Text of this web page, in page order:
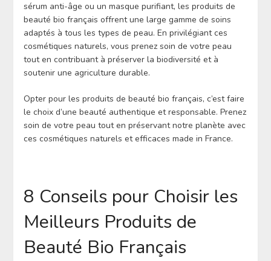
sérum anti-âge ou un masque purifiant, les produits de
beauté bio français offrent une large gamme de soins
adaptés à tous les types de peau. En privilégiant ces
cosmétiques naturels, vous prenez soin de votre peau
tout en contribuant à préserver la biodiversité et à
soutenir une agriculture durable.
Opter pour les produits de beauté bio français, c’est faire
le choix d’une beauté authentique et responsable. Prenez
soin de votre peau tout en préservant notre planète avec
ces cosmétiques naturels et efficaces made in France.
8 Conseils pour Choisir les
Meilleurs Produits de
Beauté Bio Français